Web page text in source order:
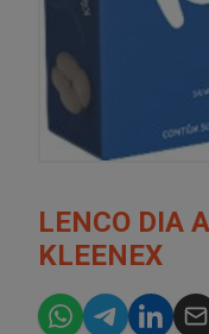
LENCO DIA
KLEENEX